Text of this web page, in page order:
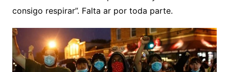
consigo respirar”. Falta ar por toda parte.